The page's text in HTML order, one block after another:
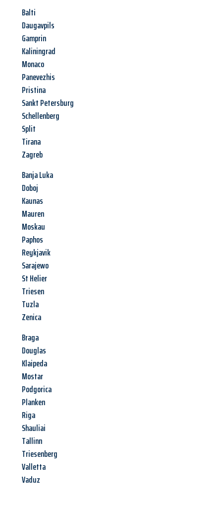
Balti
Daugavpils
Gamprin
Kaliningrad
Monaco
Panevezhis
Pristina
Sankt Petersburg
Schellenberg
Split
Tirana
Zagreb
Banja Luka
Doboj
Kaunas
Mauren
Moskau
Paphos
Reykjavik
Sarajewo
St Helier
Triesen
Tuzla
Zenica
Braga
Douglas
Klaipeda
Mostar
Podgorica
Planken
Riga
Shauliai
Tallinn
Triesenberg
Valletta
Vaduz